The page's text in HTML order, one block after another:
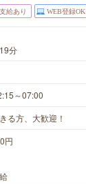
給あり WEB登録OK
分
～07:00
る方、大歓迎！
円